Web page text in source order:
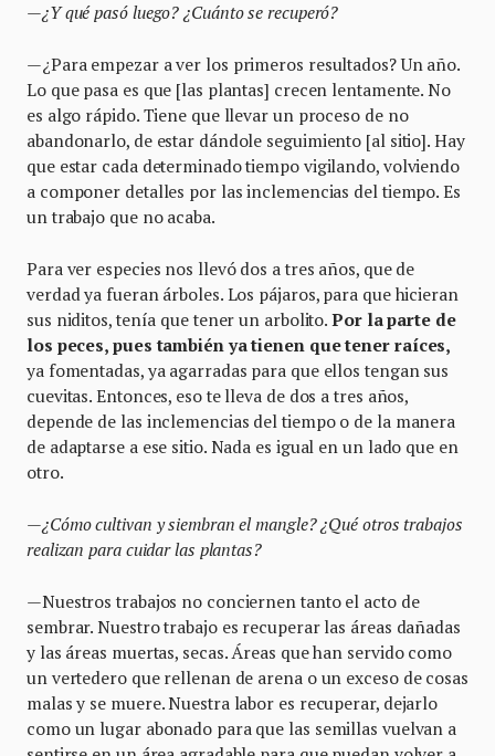
—¿Y qué pasó luego? ¿Cuánto se recuperó?
—¿Para empezar a ver los primeros resultados? Un año.
Lo que pasa es que [las plantas] crecen lentamente. No
es algo rápido. Tiene que llevar un proceso de no
abandonarlo, de estar dándole seguimiento [al sitio]. Hay
que estar cada determinado tiempo vigilando, volviendo
a componer detalles por las inclemencias del tiempo. Es
un trabajo que no acaba.
Para ver especies nos llevó dos a tres años, que de
verdad ya fueran árboles. Los pájaros, para que hicieran
sus niditos, tenía que tener un arbolito.Por la parte de
los peces, pues también ya tienen que tener raíces,
ya fomentadas, ya agarradas para que ellos tengan sus
cuevitas. Entonces, eso te lleva de dos a tres años,
depende de las inclemencias del tiempo o de la manera
de adaptarse a ese sitio. Nada es igual en un lado que en
otro.
—¿Cómo cultivan y siembran el mangle? ¿Qué otros trabajos
realizan para cuidar las plantas?
—Nuestros trabajos no conciernen tanto el acto de
sembrar. Nuestro trabajo es recuperar las áreas dañadas
y las áreas muertas, secas. Áreas que han servido como
un vertedero que rellenan de arena o un exceso de cosas
malas y se muere. Nuestra labor es recuperar, dejarlo
como un lugar abonado para que las semillas vuelvan a